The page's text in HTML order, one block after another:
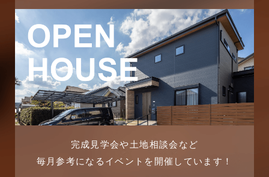
ピアラシティ店-ブログ
ブログ
マンション経営活用事例
よくある質問
リフォーム-ブログ
リフォームに関するよくある質問
2025年11月
2025年10月
2025年9月
2025年8月
2025年6月
完成見学会や土地相談会など
毎月参考になるイベントを開催しています！